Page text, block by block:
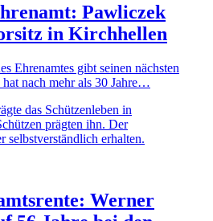
Pawliczek
in Kirchhellen
Ehrenamtes gibt seinen nächsten
nach mehr als 30 Jahre…
Werner